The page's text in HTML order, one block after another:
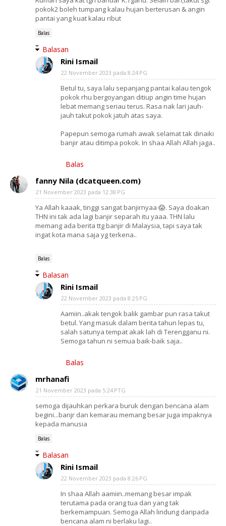
pokok2 boleh tumpang kalau hujan berterusan & angin
pantai yang kuat kalau ribut
Balas
Balasan
Rini Ismail
22 November 2023 pada 8:24 PG
Betul tu, saya lalu sepanjang pantai kalau tengok
pokok rhu bergoyangan ditiup angin time hujan
lebat memang seriau terus. Rasa nak lari jauh-
jauh takut pokok jatuh atas saya.
Papepun semoga rumah awak selamat tak dinaiki
banjir atau ditimpa pokok. In shaa Allah Allah jaga..
Balas
fanny Nila (dcatqueen.com)
21 November 2023 pada 12:38 PG
Ya Allah kaaak, tinggi sangat banjirnyaa 😱. Saya doakan
THN ini tak ada lagi banjir separah itu yaaa. THN lalu
memang ada berita ttg banjir di Malaysia, tapi saya tak
ingat kota mana saja yg terkena..
Balas
Balasan
Rini Ismail
22 November 2023 pada 8:25 PG
Aamiin..akak tengok balik gambar pun rasa takut
betul. Yang masuk dalam berita tahun lepas tu,
salah satunya tempat akak lah di Terengganu ni.
Semoga tahun ni semua baik-baik saja..
Balas
mrhanafi
21 November 2023 pada 5:24 PTG
semoga dijauhkan perkara buruk dengan bencana alam
begini...banjr dan kemarau memang besar juga impaknya
kepada manusia
Balas
Balasan
Rini Ismail
22 November 2023 pada 8:26 PG
In shaa Allah aamiin..memang besar impak
terutama pada orang tua dan yang tak
berkemampuan. Semoga Allah lindung daripada
bencana alam ni berlaku lagi..